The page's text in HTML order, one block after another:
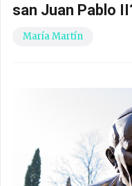
san Juan Pablo
María Martín